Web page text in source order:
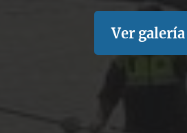
Ver galería